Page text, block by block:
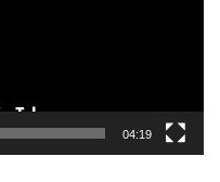
04:19